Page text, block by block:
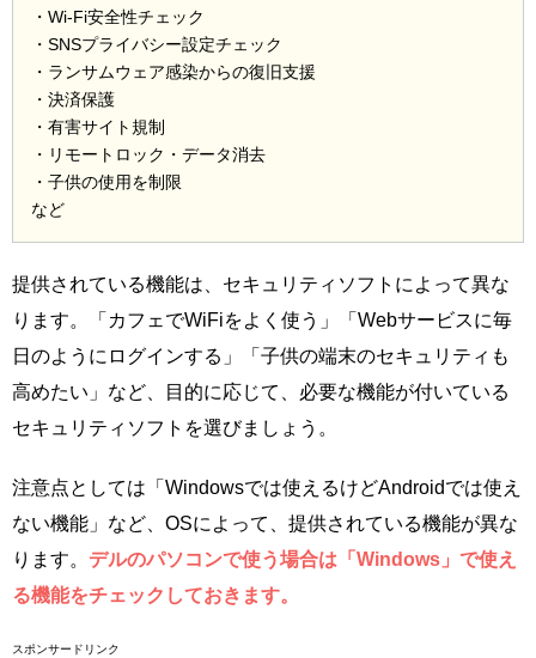
・Wi-Fi安全性チェック
・SNSプライバシー設定チェック
・ランサムウェア感染からの復旧支援
・決済保護
・有害サイト規制
・リモートロック・データ消去
・子供の使用を制限
など
提供されている機能は、セキュリティソフトによって異な
ります。「カフェでWiFiをよく使う」「Webサービスに毎
日のようにログインする」「子供の端末のセキュリティも
高めたい」など、目的に応じて、必要な機能が付いている
セキュリティソフトを選びましょう。
注意点としては「Windowsでは使えるけどAndroidでは使え
ない機能」など、OSによって、提供されている機能が異な
ります。 デルのパソコンで使う場合は「Windows」で使え
る機能をチェックしておきます。
スポンサードリンク